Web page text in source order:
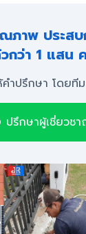
ภาพ ประส
ว่า 1 แสน
คำปรึกษา โดยที
ปรึกษาผู้เชี่ยวช